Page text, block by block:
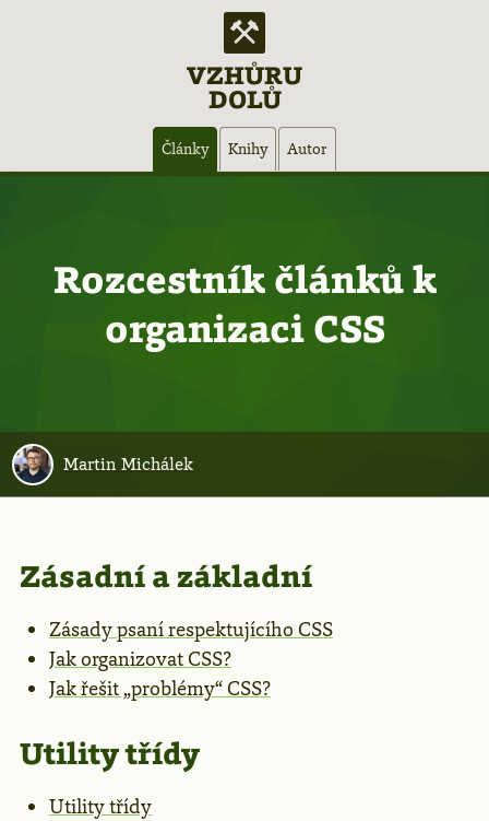
VZHŮRU
DOLŮ
Články Knihy Autor
Rozcestník článků k
organizaci CSS
Martin Michálek
Zásadní a základní
Zásady psaní respektujícího CSS
Jak organizovat CSS?
Jak řešit „problémy“ CSS?
Utility třídy
Utility třídy